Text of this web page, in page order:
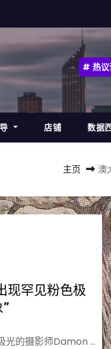
热
店铺 数据
主页 澳
现罕见粉色极
光的摄影师Damon …